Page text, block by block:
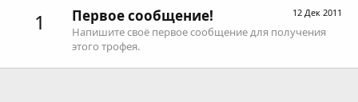
1 12 Дек 2011
Первое сообщение!
Напишите своё первое сообщение для получения
этого трофея.